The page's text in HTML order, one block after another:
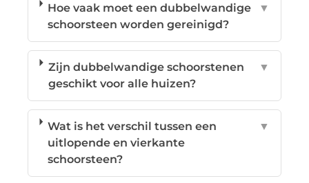
Hoe vaak moet een dubbelwandige
schoorsteen worden gereinigd?
▼
Zijn dubbelwandige schoorstenen
geschikt voor alle huizen?
▼
Wat is het verschil tussen een
uitlopende en vierkante
schoorsteen?
▼